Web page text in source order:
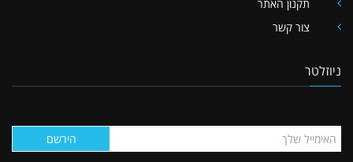
תקנון האתר
צור קשר
ניוזלטר
הירשם